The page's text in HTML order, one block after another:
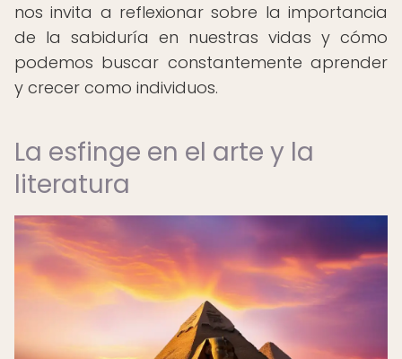
nos invita a reflexionar sobre la importancia
de la sabiduría en nuestras vidas y cómo
podemos buscar constantemente aprender
y crecer como individuos.
La esfinge en el arte y la
literatura